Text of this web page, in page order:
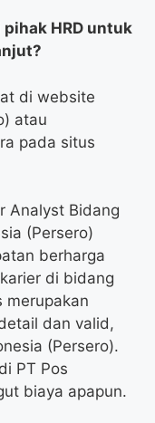
HRD untuk
di website
atau
pada situs
Analyst Bidang
(Persero)
berharga
di bidang
merupakan
dan valid,
(Persero).
PT Pos
biaya apapun.